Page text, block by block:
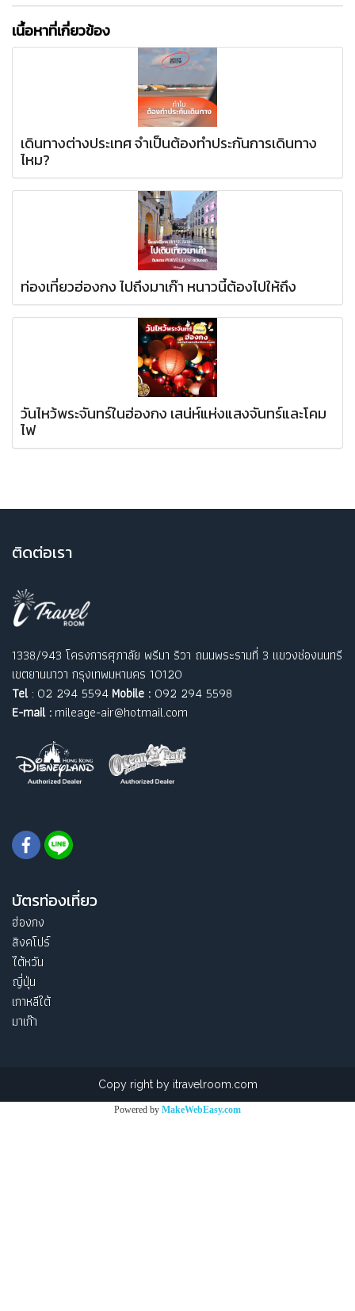
เนื้อหาที่เกี่ยวข้อง
เดินทางต่างประเทศ จำเป็นต้องทำประกันการเดินทาง
ไหม?
ท่องเที่ยวฮ่องกง ไปถึงมาเก๊า หนาวนี้ต้องไปให้ถึง
วันไหว้พระจันทร์ในฮ่องกง เสน่ห์แห่งแสงจันทร์และโคม
ไฟ
ติดต่อเรา
1338/943 โครงการศุภาลัย พรีมา ริวา ถนนพระรามที่ 3 แขวงช่องนนทรี
เขตยานนาวา กรุงเทพมหานคร 10120
Tel: 02 294 5594 Mobile : 092 294 5598
E-mail : mileage-air@hotmail.com
บัตรท่องเที่ยว
ฮ่องกง
สิงคโปร์
ไต้หวัน
ญี่ปุ่น
เกาหลีใต้
มาเก๊า
Copy right by itravelroom.com
Powered by MakeWebEasy.com